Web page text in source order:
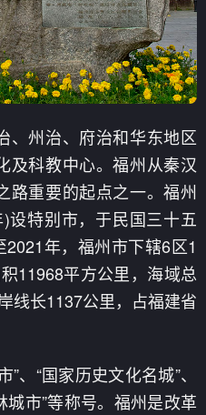
、州治、府治和华东地区
及科教中心。福州从秦汉
路重要的起点之一。福州
设特别市，于民国三十五
年，福州市下辖6区1
11968平方公里，海域总
线长1137公里，占福建省
、“国家历史文化名城”、
城市”等称号。福州是改革